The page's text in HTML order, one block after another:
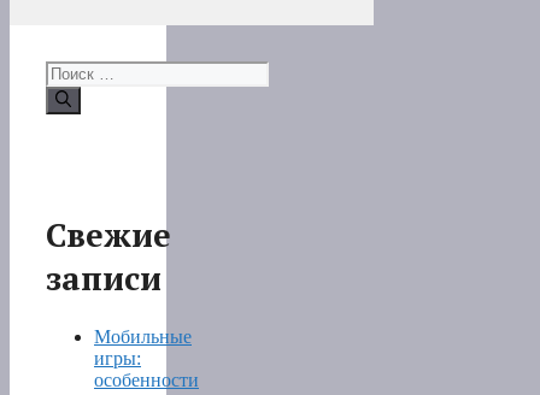
Поиск:
Свежие
записи
Мобильные
игры:
особенности